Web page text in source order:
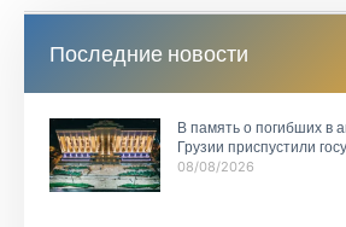
Последние новости
В память о погибших в
Грузии приспустили
08/08/2026